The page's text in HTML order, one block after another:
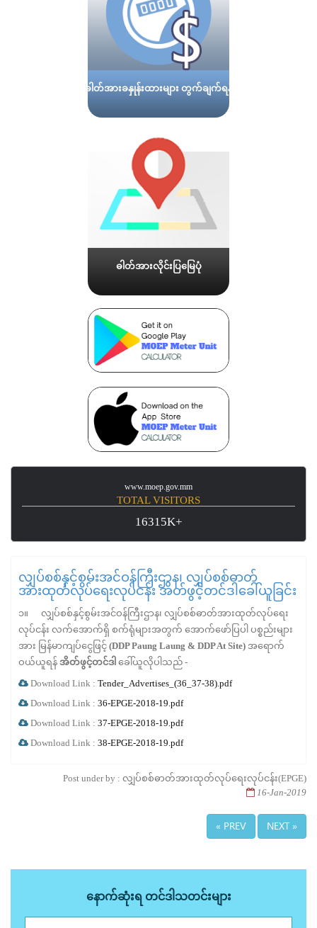
ဓါတ်အားခနှုန်းထားများ တွက်ချက်ရန်
ဓါတ်အားလိုင်းပြမြေပုံ
www.moep.gov.mm
TOTAL VISITORS
16315K+
လျှပ်စစ်နှင့်စွမ်းအင်ဝန်ကြီးဌာန၊ လျှပ်စစ်ဓာတ်
အားထုတ်လုပ်ရေးလုပ်ငန်း အိတ်ဖွင့်တင်ဒါခေါ်ယူခြင်း
၁။ လျှပ်စစ်နှင့်စွမ်းအင်ဝန်ကြီးဌာန၊ လျှပ်စစ်ဓာတ်အားထုတ်လုပ်ရေး
လုပ်ငန်း လက်အောက်ရှိ စက်ရုံများအတွက် အောက်ဖော်ပြပါ ပစ္စည်းများ
အား မြန်မာကျပ်ငွေဖြင့် (DDP Paung Laung & DDP At Site) အရောက်
ဝယ်ယူရန် အိတ်ဖွင့်တင်ဒါ ခေါ်ယူလိုပါသည် -
Download Link : Tender_Advertises_(36_37-38).pdf
Download Link : 36-EPGE-2018-19.pdf
Download Link : 37-EPGE-2018-19.pdf
Download Link : 38-EPGE-2018-19.pdf
Post under by : လျှပ်စစ်ဓာတ်အားထုတ်လုပ်ရေးလုပ်ငန်း(EPGE)
16-Jan-2019
« PREV NEXT »
နောက်ဆုံးရ တင်ဒါသတင်းများ